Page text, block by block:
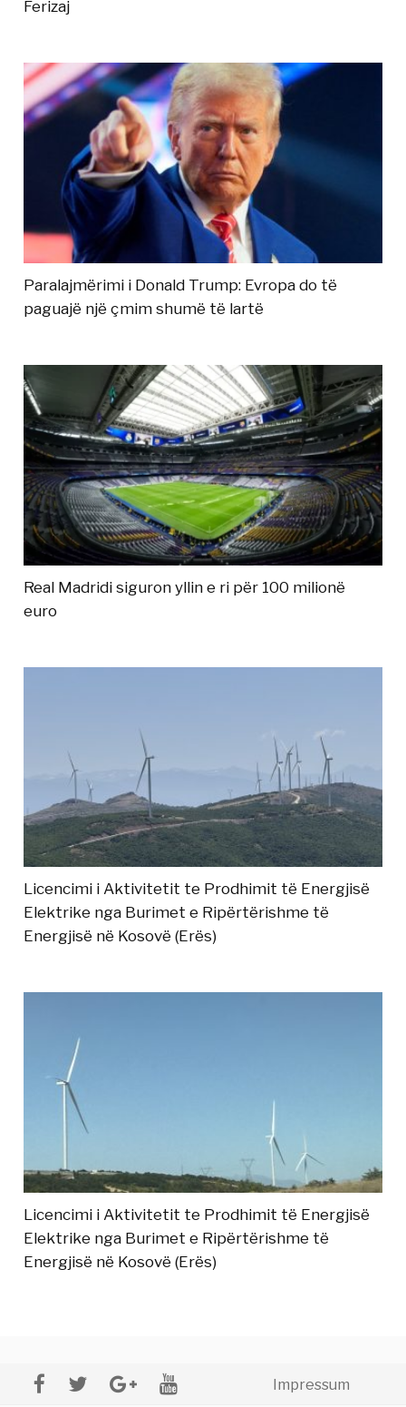
Ferizaj
Paralajmërimi i Donald Trump: Evropa do të
paguajë një çmim shumë të lartë
Real Madridi siguron yllin e ri për 100 milionë
euro
Licencimi i Aktivitetit te Prodhimit të Energjisë
Elektrike nga Burimet e Ripërtërishme të
Energjisë në Kosovë (Erës)
Licencimi i Aktivitetit te Prodhimit të Energjisë
Elektrike nga Burimet e Ripërtërishme të
Energjisë në Kosovë (Erës)
Impressum